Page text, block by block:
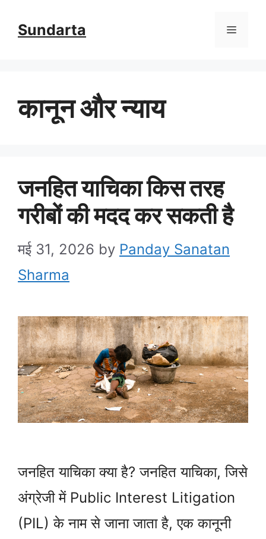
Sundarta Menu
कानून और न्याय
जनहित याचिका किस तरह
गरीबों की मदद कर सकती है
मई 31, 2026 by Panday Sanatan
Sharma
जनहित याचिका क्या है? जनहित याचिका, जिसे
अंग्रेजी में Public Interest Litigation
(PIL) के नाम से जाना जाता है, एक कानूनी